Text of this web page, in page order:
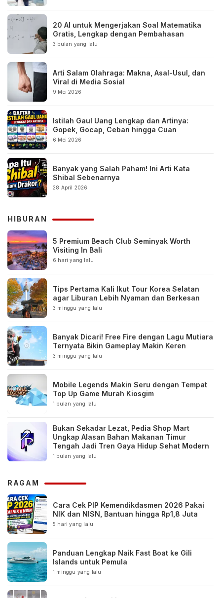
20 AI untuk Mengerjakan Soal Matematika
Gratis, Lengkap dengan Pembahasan
3 bulan yang lalu
Arti Salam Olahraga: Makna, Asal-Usul, dan
Viral di Media Sosial
9 Mei 2026
Istilah Gaul Uang Lengkap dan Artinya:
Gopek, Gocap, Ceban hingga Cuan
6 Mei 2026
Banyak yang Salah Paham! Ini Arti Kata
Shibal Sebenarnya
28 April 2026
HIBURAN
5 Premium Beach Club Seminyak Worth
Visiting In Bali
6 hari yang lalu
Tips Pertama Kali Ikut Tour Korea Selatan
agar Liburan Lebih Nyaman dan Berkesan
3 minggu yang lalu
Banyak Dicari! Free Fire dengan Lagu Mutiara
Ternyata Bikin Gameplay Makin Keren
3 minggu yang lalu
Mobile Legends Makin Seru dengan Tempat
Top Up Game Murah Kiosgim
1 bulan yang lalu
Bukan Sekadar Lezat, Pedia Shop Mart
Ungkap Alasan Bahan Makanan Timur
Tengah Jadi Tren Gaya Hidup Sehat Modern
1 bulan yang lalu
RAGAM
Cara Cek PIP Kemendikdasmen 2026 Pakai
NIK dan NISN, Bantuan hingga Rp1,8 Juta
5 hari yang lalu
Panduan Lengkap Naik Fast Boat ke Gili
Islands untuk Pemula
1 minggu yang lalu